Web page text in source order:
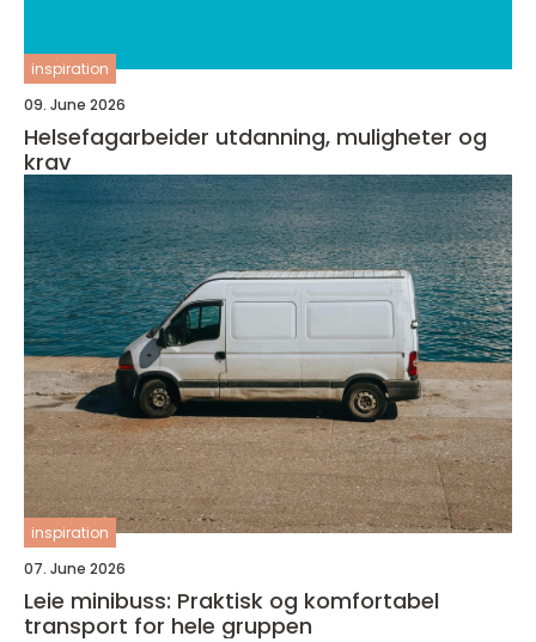
inspiration
09. June 2026
Helsefagarbeider utdanning, muligheter og
krav
inspiration
07. June 2026
Leie minibuss: Praktisk og komfortabel
transport for hele gruppen